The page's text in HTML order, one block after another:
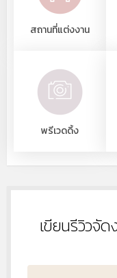
สถานที่แต่งงาน
พรีเวดดิ้ง
หัวข้อ
ใหม่เขียนรีวิวจั